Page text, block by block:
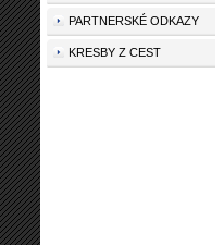
PARTNERSKÉ ODKAZY
KRESBY Z CEST